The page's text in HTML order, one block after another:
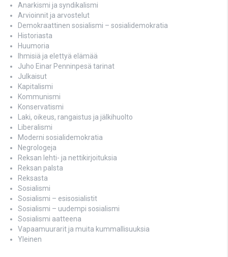
Anarkismi ja syndikalismi
Arvioinnit ja arvostelut
Demokraattinen sosialismi – sosialidemokratia
Historiasta
Huumoria
Ihmisiä ja elettyä elämää
Juho Einar Penninpesä tarinat
Julkaisut
Kapitalismi
Kommunismi
Konservatismi
Laki, oikeus, rangaistus ja jälkihuolto
Liberalismi
Moderni sosialidemokratia
Negrologeja
Reksan lehti- ja nettikirjoituksia
Reksan palsta
Reksasta
Sosialismi
Sosialismi – esisosialistit
Sosialismi – uudempi sosialismi
Sosialismi aatteena
Vapaamuurarit ja muita kummallisuuksia
Yleinen